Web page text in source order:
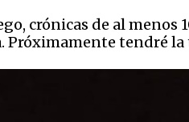
crónicas de al menos
tendré